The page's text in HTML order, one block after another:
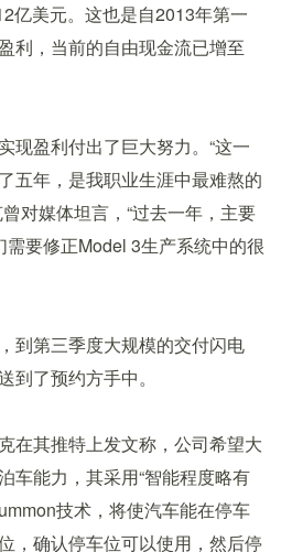
亿美元。这也是自2013年第一
利，当前的自由现金流已增至
现盈利付出了巨大努力。“这一
五年，是我职业生涯中最难熬的
对媒体坦言，“过去一年，主要
要修正Model 3生产系统中的很
到第三季度大规模的交付闪电
到了预约方手中。
在其推特上发文称，公司希望大
车能力，其采用“智能程度略有
技术，将使汽车能在停车
，确认停车位可以使用，然后停